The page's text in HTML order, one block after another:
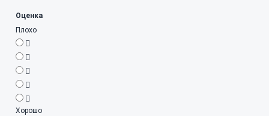
Оценка
Плохо
Хорошо